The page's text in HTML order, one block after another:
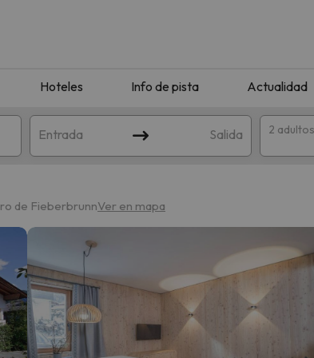
Hoteles Info de pista Actualidad
Entrada Salida 2 adultos
coincida con tu búsqueda. Prueba a modificar el
de FieberbrunnVer en mapa